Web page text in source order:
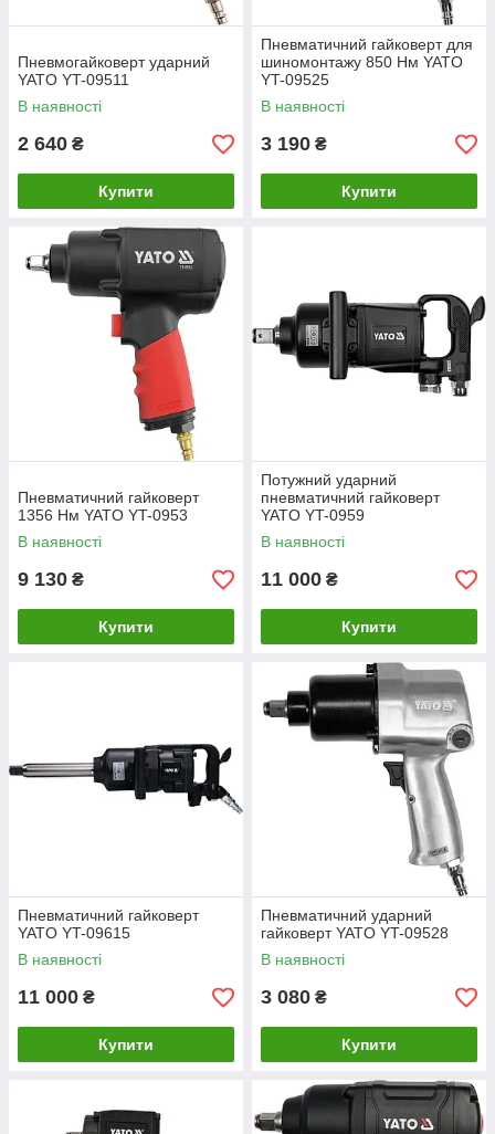
Пневмогайковерт ударний
YATO YT-09511
В наявності
2 640 ₴
Купити
Пневматичний гайковерт для
шиномонтажу 850 Нм YATO
YT-09525
В наявності
3 190 ₴
Купити
Пневматичний гайковерт
1356 Нм YATO YT-0953
В наявності
9 130 ₴
Купити
Потужний ударний
пневматичний гайковерт
YATO YT-0959
В наявності
11 000 ₴
Купити
Пневматичний гайковерт
YATO YT-09615
В наявності
11 000 ₴
Купити
Пневматичний ударний
гайковерт YATO YT-09528
В наявності
3 080 ₴
Купити